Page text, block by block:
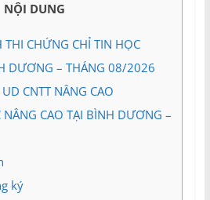
NỘI DUNG
THI CHỨNG CHỈ TIN HỌC
DƯƠNG – THÁNG 08/2026
CNTT NÂNG CAO
NÂNG CAO TẠI BÌNH DƯƠNG –
ký